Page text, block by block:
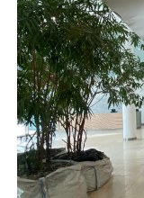
How would you
Online
Configure
Contact
Call or